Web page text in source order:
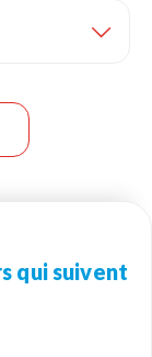
qui suivent